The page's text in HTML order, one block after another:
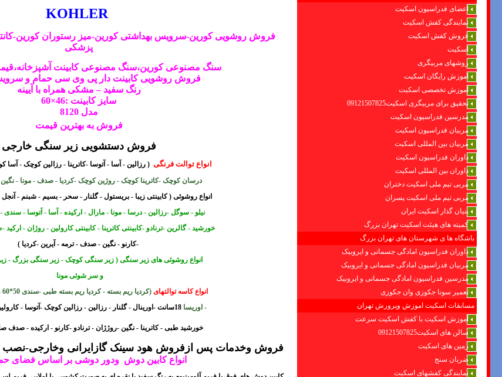
اعضای فدراسیون اسکیت
نمایندگی کفش اسکیت
فروش کفش اسکیت
اسکیت
روشهای مربیگری
اموزش رایگان اسکیت
آموزش تخصصی اسکیت
تحقیق برای مربیگری اسکیت09121507825
مدرسین فدراسیون اسکیت
مربیان فدراسیون اسکیت
مربیان بین المللی اسکیت
داوران فدراسیون اسکیت
داوران بین المللی اسکیت
مربی تیم ملی اسکیت دختران
مربی تیم ملی اسکیت پسران
بنیان گذار اسکیت ایران
کمیته های هیئت اسکیت تهران بزرگ
باشگاه ها ی شهرستان های تهران بزرگ
داوران فدراسیون امادگی جسمانی و ایروبیک
مربیان فدراسیون امادگی جسمانی و ایروبیک
مدرسین فدراسیون امادگی جسمانی و ایروبیک
تعمیر سونا جکوزی وان جکوزی
مسابقات اسکیت اموزش وپرورش تهران
آموزش اسکیت با کفش اسکیت سرعت
سالن های اسکیت09121507825
زمین های اسکیت
ضربان سنج
نمایندگی کفشهای اسکیت
فروشروشویی کورین-سرویس بهداشتی کورین-میز رستوران کورین-
پزشکی
سنگ مصنوعی کورین،سنگ مصنوعیکابینت
فروشروشویی کابینت دار پی وی سی حمام و
رنگ سفید – مشکی همراه با آیینه
سایز کابینت :46×60
مدل 8120
فروش به بهترین قیمت
فروش دستشویی زیر سنگی خارجی
انواع توالت فرنگی ( رزالین - آسا - آتوسا -کاترینا - رزالین کوچک -
درسان کوچک -کاترینا کوچک - روژین کوچک -کردیا - صدف - مونا - نگین
انواع روشوئی ( کابینتی زیبا - بریستول - گلنار - سحر - بسیم - شبنم -
نیلو - سوگل -رزالین - درسا - مونا - مارال - ارکیده - آسا - آتوسا -
خورشید - گالرین -ترنادو -کابینتیکاترینا - کابینتی کارولین - روژان - ارکید -طاوس -
-کارنو - نگین - صدف - ترمه - آیرین -کردیا )
انواع روشوئی های زیر سنگی ( زیر سنگی کوچک - زیر سنگی بزرگ -
و سر شوئی مونا
انواع کاسه توالتهای (کردیا ریم بسته - کردیا ریم بسته طبی -سندی 50*60 -اوریسا 28 سانت
- اوریسا 18سانت -اورینال - گلنار - رزالین - رزالین کوچک -آتوسا - کارولین - طبی رزالین -
خورشید طبی - کاترینا - نگین -روژژان - ترنادو -کارنو - ارکیده - صدف
فروش وخدمات پس ازفروش هود سینک گازایرانی وخارجی-نصب و
انواع کابین دوش ودور دوشی بر اساس فضای